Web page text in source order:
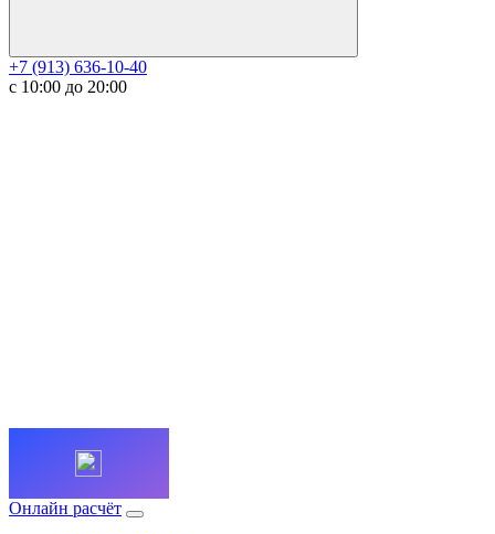
+7 (913) 636-10-40
с 10:00 до 20:00
Онлайн расчёт